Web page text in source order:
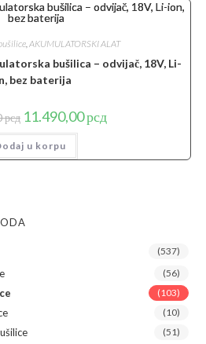
,AKUMULATORSKI ALAT
bušilica – odvijač, 18V, Li-
bez baterija
рсд Originalna
cena
je
bila:
14.390,00 рсд.
11.490,00рсдTrenutna
cena
u korpu
(537)
(56)
(103)
(10)
(51)